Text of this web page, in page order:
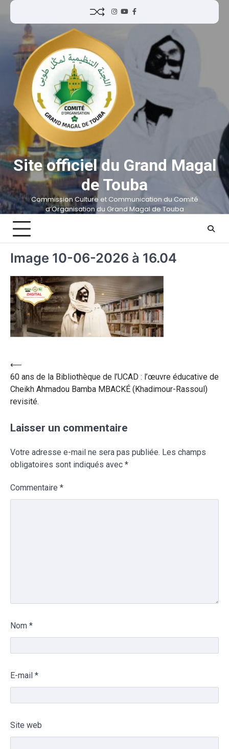
Site officiel du Grand Magal
de Touba
Commission Culture et Communication du Comité
d’Organisation du Grand Magal de Touba
Image 10-06-2026 à 16.04
⟵
60 ans de la Bibliothèque de l’UCAD : l’œuvre éducative de
Cheikh Ahmadou Bamba MBACKÉ (Khadimour-Rassoul)
revisité.
Laisser un commentaire
Votre adresse e-mail ne sera pas publiée. Les champs
obligatoires sont indiqués avec *
Commentaire *
Nom *
E-mail *
Site web